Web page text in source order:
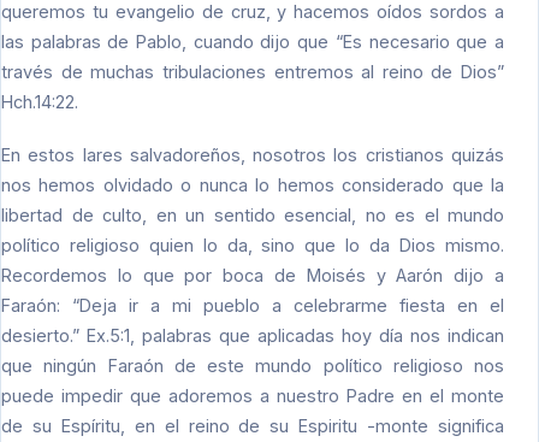
queremos tu evangelio de cruz, y hacemos oídos sordos a
las palabras de Pablo, cuando dijo que “Es necesario que a
través de muchas tribulaciones entremos al reino de Dios”
Hch.14:22.
En estos lares salvadoreños, nosotros los cristianos quizás
nos hemos olvidado o nunca lo hemos considerado que la
libertad de culto, en un sentido esencial, no es el mundo
político religioso quien lo da, sino que lo da Dios mismo.
Recordemos lo que por boca de Moisés y Aarón dijo a
Faraón: “Deja ir a mi pueblo a celebrarme fiesta en el
desierto.” Ex.5:1, palabras que aplicadas hoy día nos indican
que ningún Faraón de este mundo político religioso nos
puede impedir que adoremos a nuestro Padre en el monte
de su Espíritu, en el reino de su Espiritu -monte significa